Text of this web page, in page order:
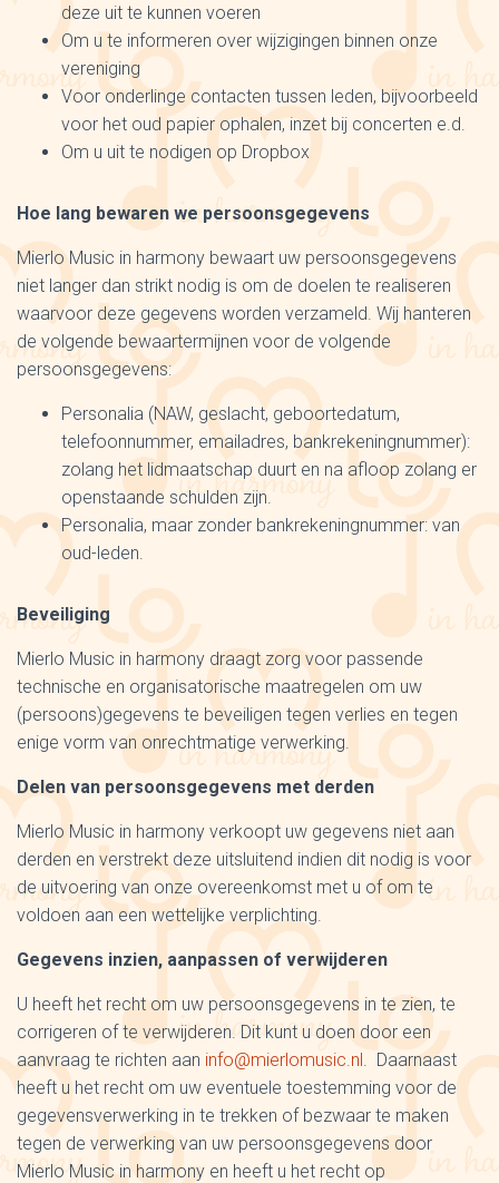
deze uit te kunnen voeren
Om u te informeren over wijzigingen binnen onze
vereniging
Voor onderlinge contacten tussen leden, bijvoorbeeld
voor het oud papier ophalen, inzet bij concerten e.d.
Om u uit te nodigen op Dropbox
Hoe lang bewaren we persoonsgegevens
Mierlo Music in harmony bewaart uw persoonsgegevens
niet langer dan strikt nodig is om de doelen te realiseren
waarvoor deze gegevens worden verzameld. Wij hanteren
de volgende bewaartermijnen voor de volgende
persoonsgegevens:
Personalia (NAW, geslacht, geboortedatum,
telefoonnummer, emailadres, bankrekeningnummer):
zolang het lidmaatschap duurt en na afloop zolang er
openstaande schulden zijn.
Personalia, maar zonder bankrekeningnummer: van
oud-leden.
Beveiliging
Mierlo Music in harmony draagt zorg voor passende
technische en organisatorische maatregelen om uw
(persoons)gegevens te beveiligen tegen verlies en tegen
enige vorm van onrechtmatige verwerking.
Delen van persoonsgegevens met derden
Mierlo Music in harmony verkoopt uw gegevens niet aan
derden en verstrekt deze uitsluitend indien dit nodig is voor
de uitvoering van onze overeenkomst met u of om te
voldoen aan een wettelijke verplichting.
Gegevens inzien, aanpassen of verwijderen
U heeft het recht om uw persoonsgegevens in te zien, te
corrigeren of te verwijderen. Dit kunt u doen door een
aanvraag te richten aan info@mierlomusic.nl. Daarnaast
heeft u het recht om uw eventuele toestemming voor de
gegevensverwerking in te trekken of bezwaar te maken
tegen de verwerking van uw persoonsgegevens door
Mierlo Music in harmony en heeft u het recht op